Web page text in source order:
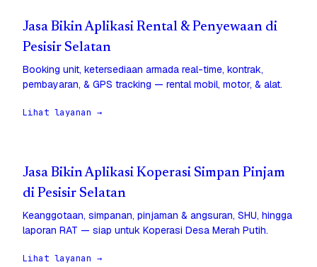
Jasa Bikin Aplikasi Rental & Penyewaan di
Pesisir Selatan
Booking unit, ketersediaan armada real-time, kontrak,
pembayaran, & GPS tracking — rental mobil, motor, & alat.
Lihat layanan →
Jasa Bikin Aplikasi Koperasi Simpan Pinjam
di Pesisir Selatan
Keanggotaan, simpanan, pinjaman & angsuran, SHU, hingga
laporan RAT — siap untuk Koperasi Desa Merah Putih.
Lihat layanan →